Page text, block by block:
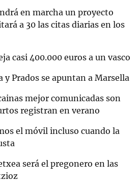
en marcha un proyecto
a 30 las citas diarias en los
casi 400.000 euros a un vasco
y Prados se apuntan a Marsella
mejor comunicadas son
registran en verano
el móvil incluso cuando la
será el pregonero en las